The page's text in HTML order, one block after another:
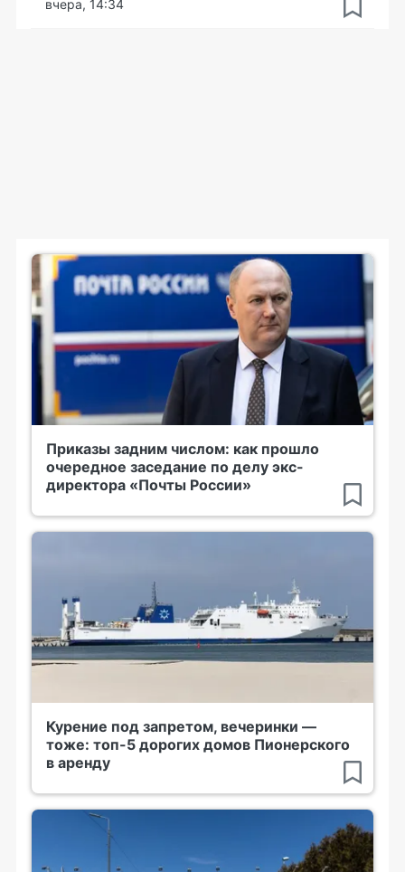
вчера, 14:34
Приказы задним числом: как прошло
очередное заседание по делу экс-
директора «Почты России»
Курение под запретом, вечеринки —
тоже: топ-5 дорогих домов Пионерского
в аренду